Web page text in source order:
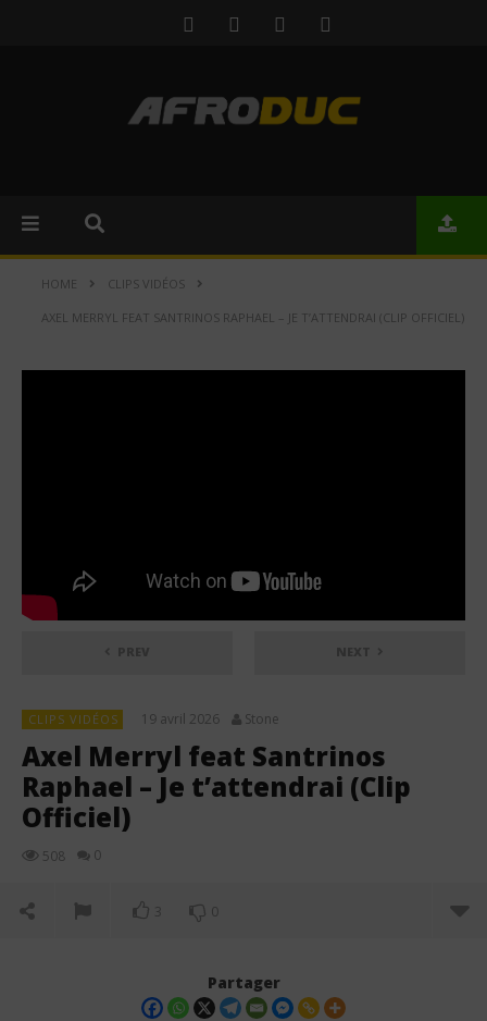
HOME CLIPS VIDÉOS
AXEL MERRYL FEAT SANTRINOS RAPHAEL – JE T’ATTENDRAI (CLIP OFFICIEL)
CLIPS VIDÉOS 19 avril 2026 Stone
Axel Merryl feat Santrinos
Raphael – Je t’attendrai (Clip
Officiel)
508 0
3 0
Partager